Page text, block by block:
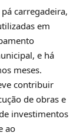
carregadeira,
em
e há
meses.
contribuir
de obras e
investimentos
ao